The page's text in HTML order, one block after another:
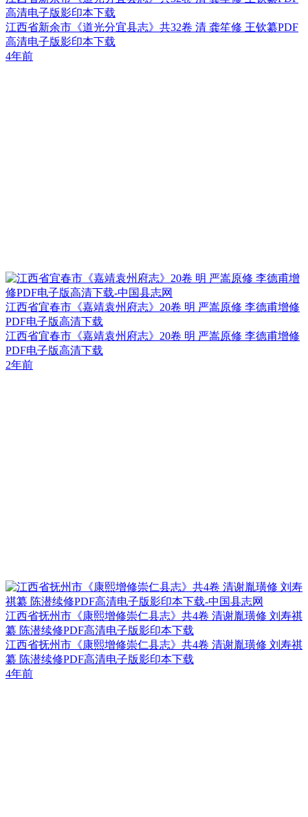
高清电子版影印本下载
江西省新余市《道光分宜县志》共32卷 清 龚笙修 王钦纂PDF
高清电子版影印本下载
4年前
江西省宜春市《嘉靖袁州府志》20卷 明 严嵩原修 李德甫增修
PDF电子版高清下载
江西省宜春市《嘉靖袁州府志》20卷 明 严嵩原修 李德甫增修
PDF电子版高清下载
2年前
江西省抚州市《康熙增修崇仁县志》共4卷 清谢胤璜修 刘寿祺
纂 陈潜续修PDF高清电子版影印本下载
江西省抚州市《康熙增修崇仁县志》共4卷 清谢胤璜修 刘寿祺
纂 陈潜续修PDF高清电子版影印本下载
4年前